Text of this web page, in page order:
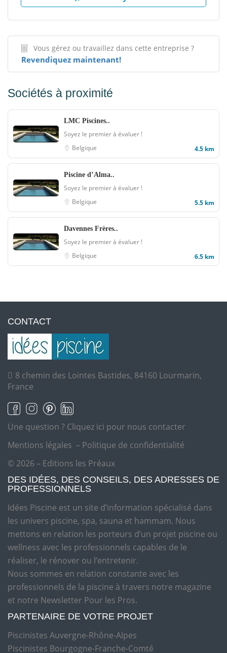
Vous gérez ou travaillez dans cette entreprise ?
Revendiquez maintenant!
Sociétés à proximité
LMC Piscines..
Soyez le premier à évaluer !
Belgique
4.5 km
Piscine d’Alma..
Soyez le premier à évaluer !
Belgique
5.5 km
Davennes Frères..
Soyez le premier à évaluer !
Belgique
6.5 km
CONTACT
8 chemin des Lointes Bastides, 84160 Lourmarin,
France
Une question ? Cliquez ici pour nous contacter
Mentions légales – Politique de confidentialité
© 2026 – Editions les Préaux
DES IDÉES, DES CONSEILS, DES ADRESSES DE
PROFESSIONNELS
Idées Piscine est un site d’information spécialisé dans
les univers piscine, spa, sauna et hammam. Nous
mettons en relation les porteurs d’un projet piscine ou
wellness avec les professionnels capables de le
réaliser, le rénover ou l’entretenir.
Nous sommes en relation constante avec les
professionnels de la piscine à travers notre magazine
et notre Newsletter Pour les Pros.
PARTENAIRE DE VOTRE PROJET
Piscinistes Auvergne-Rhône-Alpes
Piscinistes Bourgogne-Franche-Comté